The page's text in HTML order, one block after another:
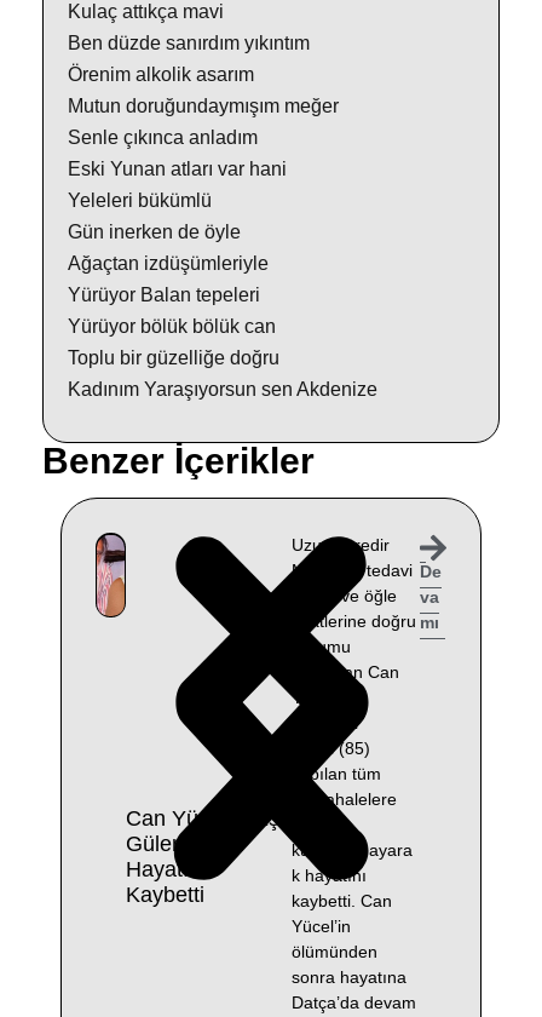
Kulaç attıkça mavi
Ben düzde sanırdım yıkıntım
Örenim alkolik asarım
Mutun doruğundaymışım meğer
Senle çıkınca anladım
Eski Yunan atları var hani
Yeleleri bükümlü
Gün inerken de öyle
Ağaçtan izdüşümleriyle
Yürüyor Balan tepeleri
Yürüyor bölük bölük can
Toplu bir güzelliğe doğru
Kadınım Yaraşıyorsun sen Akdenize
Benzer İçerikler
Can Yücel’in Eşi
Güler Yücel
Hayatını
Kaybetti
Uzun süredir
Muğla’da tedavi
gören ve öğle
saatlerine doğru
durumu
ağırlaşan Can
Yücel’in
eşi Güler
Yücel (85)
yapılan tüm
müdahalelere
rağmen
kurtarılamayara
k hayatını
kaybetti. Can
Yücel’in
ölümünden
sonra hayatına
Datça’da devam
De
va
mı